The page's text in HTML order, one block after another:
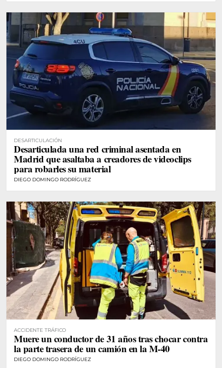
DESARTICULACIÓN
Desarticulada una red criminal asentada en
Madrid que asaltaba a creadores de videoclips
para robarles su material
DIEGO DOMINGO RODRÍGUEZ
ACCIDENTE TRÁFICO
Muere un conductor de 31 años tras chocar contra
la parte trasera de un camión en la M-40
DIEGO DOMINGO RODRÍGUEZ